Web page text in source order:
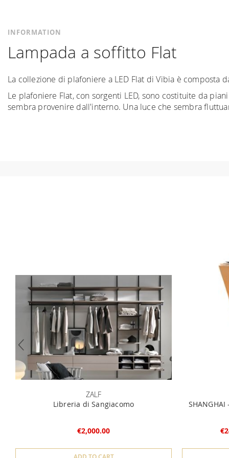
INFORMATION
Lampada a soffitto Flat
La collezione di plafoniere a LED Flat di Vibia è composta
Le plafoniere Flat, con sorgenti LED, sono costituite da
sembra provenire dall'interno. Una luce che sembra
ZALF
Libreria di Sangiacomo
€2,000.00